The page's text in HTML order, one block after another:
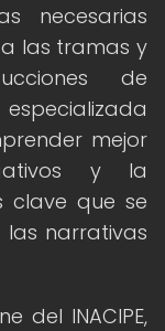
necesarias
las tramas y
de
mejor
y la
clave que se
narrativas
del INACIPE,